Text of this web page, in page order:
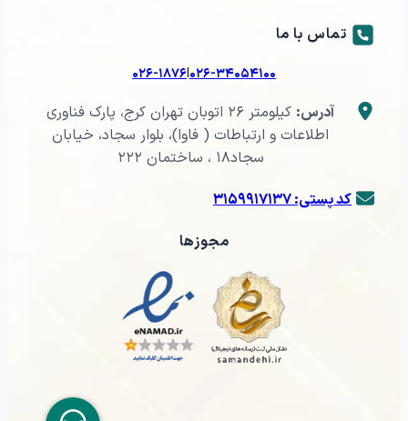
تماس با ما
۰۲۶-۳۴۰۵۴۱۰۰|۰۲۶-۱۸۷۶
آدرس:
کیلومتر ۲۶ اتوبان تهران کرج، پارک فناوری
اطلاعات و ارتباطات ( فاوا)، بلوار سجاد، خیابان
سجاد۱۸ ، ساختمان ۲۲۲
کد پستی: ۳۱۵۹۹۱۷۱۳۷
مجوزها